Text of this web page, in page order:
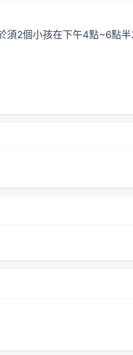
須2個小孩在下午4點~6點